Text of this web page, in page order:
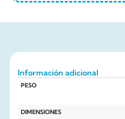
Información adicional
PESO
DIMENSIONES